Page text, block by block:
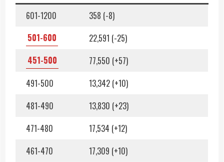
601-1200
358 (-8)
501-600
22,591 (-25)
451-500
77,550 (+57)
491-500
13,342 (+10)
481-490
13,830 (+23)
471-480
17,534 (+12)
461-470
17,309 (+10)